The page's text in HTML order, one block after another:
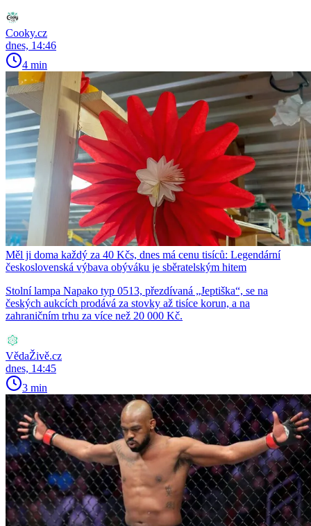
Cooky.cz
dnes, 14:46
4 min
Měl ji doma každý za 40 Kčs, dnes má cenu tisíců: Legendární
československá výbava obýváku je sběratelským hitem
Stolní lampa Napako typ 0513, přezdívaná „Jeptiška“, se na
českých aukcích prodává za stovky až tisíce korun, a na
zahraničním trhu za více než 20 000 Kč.
VědaŽivě.cz
dnes, 14:45
3 min